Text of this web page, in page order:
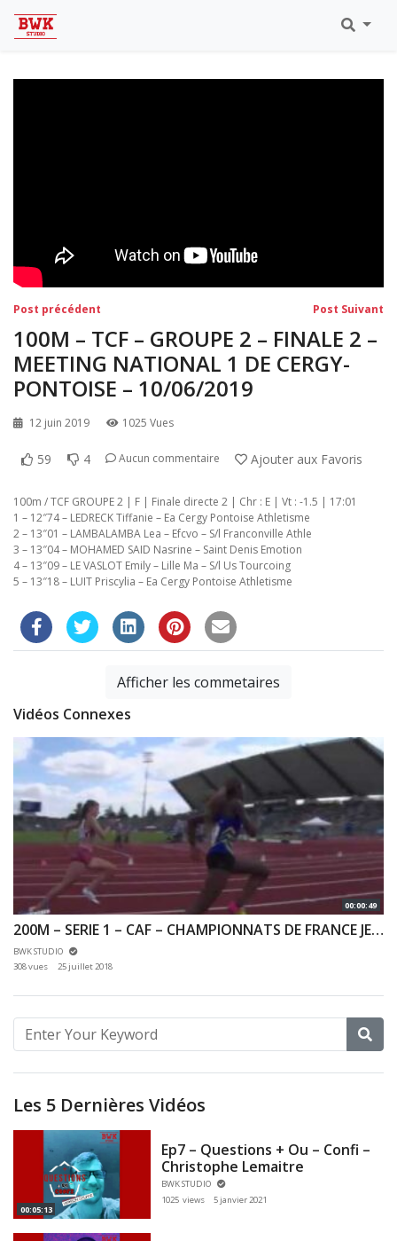
Eaubonne 2019
Navigation
de
l’article
Post précédent Post Suivant
100M – TCF – GROUPE 2 – FINALE 2 –
MEETING NATIONAL 1 DE CERGY-
PONTOISE – 10/06/2019
12 juin 2019 1025 Vues
59 4 Aucun commentaire Ajouter aux Favoris
100m / TCF GROUPE 2 | F | Finale directe 2 | Chr : E | Vt : -1.5 | 17:01
1 – 12″74 – LEDRECK Tiffanie – Ea Cergy Pontoise Athletisme
2 – 13″01 – LAMBALAMBA Lea – Efcvo – S/l Franconville Athle
3 – 13″04 – MOHAMED SAID Nasrine – Saint Denis Emotion
4 – 13″09 – LE VASLOT Emily – Lille Ma – S/l Us Tourcoing
5 – 13″18 – LUIT Priscylia – Ea Cergy Pontoise Athletisme
Afficher les commetaires
Vidéos Connexes
00:00:49
200M – SERIE 1 – CAF – CHAMPIONNATS DE FRANCE JEUNES CA JU – 21/07/2018 – BONDOUFLE
BWK STUDIO
308 vues
25 juillet 2018
Les 5 Dernières Vidéos
00:05:13
Ep7 – Questions + Ou – Confi –
Christophe Lemaitre
BWK STUDIO
1025 views
5 janvier 2021